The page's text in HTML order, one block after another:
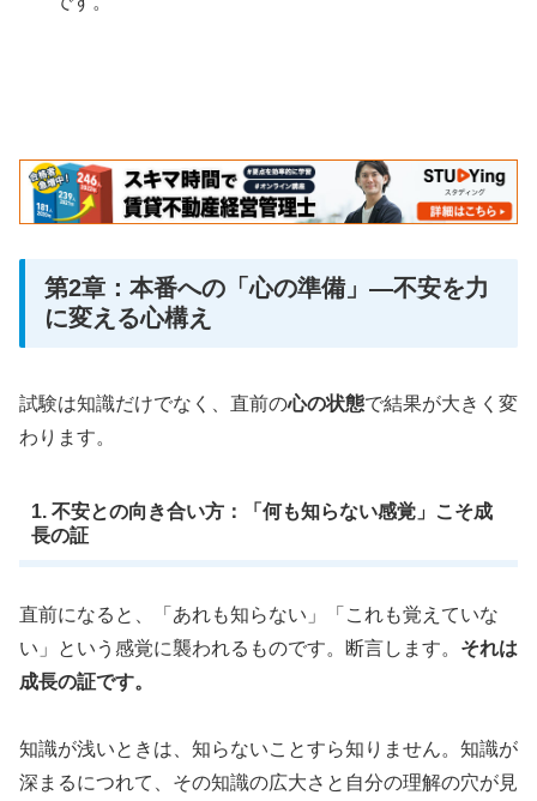
第2章：本番への「心の準備」―不安を力
に変える心構え
試験は知識だけでなく、直前の心の状態で結果が大きく変
わります。
1. 不安との向き合い方：「何も知らない感覚」こそ成
長の証
直前になると、「あれも知らない」「これも覚えていな
い」という感覚に襲われるものです。断言します。 それは
成長の証です。
知識が浅いときは、知らないことすら知りません。知識が
深まるにつれて、その知識の広大さと自分の理解の穴が見